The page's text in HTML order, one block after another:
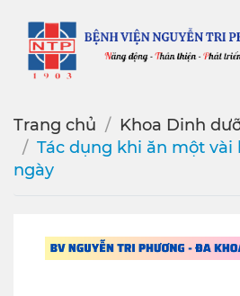
Trang chủ
Khoa Dinh
Tác dụng khi ăn một vài
ngày